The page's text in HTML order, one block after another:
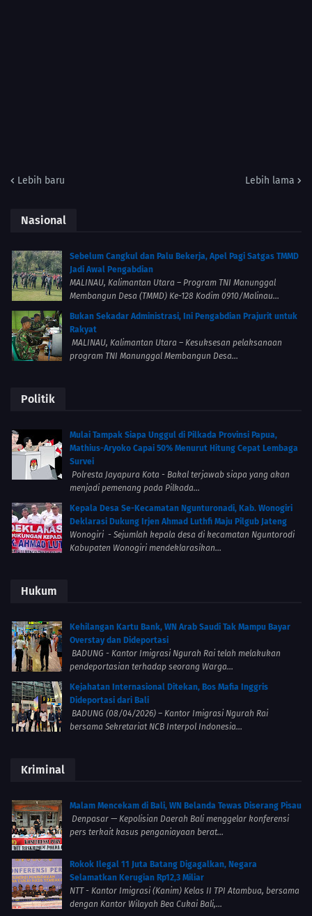
Lebih baru Lebih lama
Nasional
Sebelum Cangkul dan Palu Bekerja, Apel Pagi Satgas TMMD
Jadi Awal Pengabdian
MALINAU, Kalimantan Utara – Program TNI Manunggal
Membangun Desa (TMMD) Ke-128 Kodim 0910/Malinau...
Bukan Sekadar Administrasi, Ini Pengabdian Prajurit untuk
Rakyat
MALINAU, Kalimantan Utara – Kesuksesan pelaksanaan
program TNI Manunggal Membangun Desa...
Politik
Mulai Tampak Siapa Unggul di Pilkada Provinsi Papua,
Mathius-Aryoko Capai 50% Menurut Hitung Cepat Lembaga
Survei
Polresta Jayapura Kota - Bakal terjawab siapa yang akan
menjadi pemenang pada Pilkada...
Kepala Desa Se-Kecamatan Ngunturonadi, Kab. Wonogiri
Deklarasi Dukung Irjen Ahmad Luthfi Maju Pilgub Jateng
Wonogiri - Sejumlah kepala desa di kecamatan Nguntorodi
Kabupaten Wonogiri mendeklarasikan...
Hukum
Kehilangan Kartu Bank, WN Arab Saudi Tak Mampu Bayar
Overstay dan Dideportasi
BADUNG - Kantor Imigrasi Ngurah Rai telah melakukan
pendeportasian terhadap seorang Warga...
Kejahatan Internasional Ditekan, Bos Mafia Inggris
Dideportasi dari Bali
BADUNG (08/04/2026) – Kantor Imigrasi Ngurah Rai
bersama Sekretariat NCB Interpol Indonesia...
Kriminal
Malam Mencekam di Bali, WN Belanda Tewas Diserang Pisau
Denpasar — Kepolisian Daerah Bali menggelar konferensi
pers terkait kasus penganiayaan berat...
Rokok Ilegal 11 Juta Batang Digagalkan, Negara
Selamatkan Kerugian Rp12,3 Miliar
NTT - Kantor Imigrasi (Kanim) Kelas II TPI Atambua, bersama
dengan Kantor Wilayah Bea Cukai Bali,...